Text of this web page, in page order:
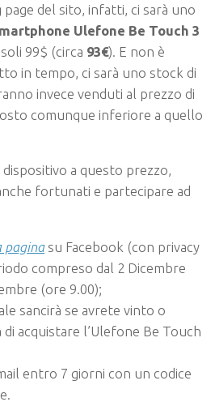
del sito, infatti, ci sarà uno
Ulefone Be Touch 3
99$ (circa 93€). E non è
in tempo, ci sarà uno stock di
invece venduti al prezzo di
comunque inferiore a quello
a questo prezzo,
fortunati e partecipare ad
pagina su Facebook (con privacy
compreso dal 2 Dicembre
(ore 9.00);
sancirà se avrete vinto o
acquistare l’Ulefone Be Touch
entro 7 giorni con un codice